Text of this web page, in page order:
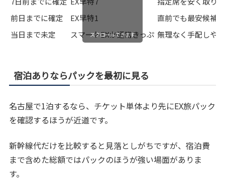
前日までに確定
EX早特1
直前でも最安候補
当日まで未定
スマートEXか通常きっぷ 無理なく手配しや
スクロールできます
宿泊ありならパックを最初に見る
名古屋で1泊するなら、チケット単体より先にEX旅パック
を確認するほうが近道です。
新幹線代だけを比較すると見落としがちですが、宿泊費
まで含めた総額ではパックのほうが強い場面がありま
す。